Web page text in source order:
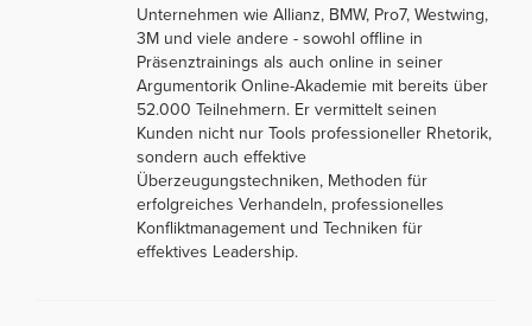
Unternehmen wie Allianz, BMW, Pro7, Westwing,
3M und viele andere - sowohl offline in
Präsenztrainings als auch online in seiner
Argumentorik Online-Akademie mit bereits über
52.000 Teilnehmern. Er vermittelt seinen
Kunden nicht nur Tools professioneller Rhetorik,
sondern auch effektive
Überzeugungstechniken, Methoden für
erfolgreiches Verhandeln, professionelles
Konfliktmanagement und Techniken für
effektives Leadership.